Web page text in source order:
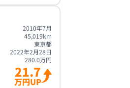
2010年7月
45,019km
東京都
2022年2月28日
280.0万円
21.7
万円UP